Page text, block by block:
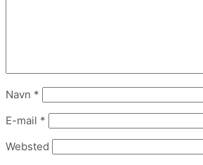
Navn *
E-mail *
Websted